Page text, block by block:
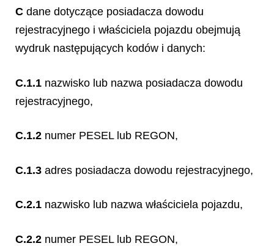
C dane dotyczące posiadacza dowodu
rejestracyjnego i właściciela pojazdu obejmują
wydruk następujących kodów i danych:
C.1.1 nazwisko lub nazwa posiadacza dowodu
rejestracyjnego,
C.1.2 numer PESEL lub REGON,
C.1.3 adres posiadacza dowodu rejestracyjnego,
C.2.1 nazwisko lub nazwa właściciela pojazdu,
C.2.2 numer PESEL lub REGON,